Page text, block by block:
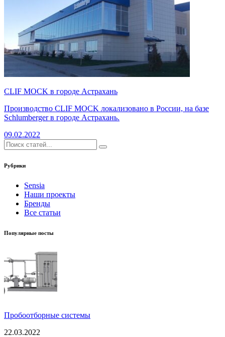
CLIF MOCK в городе Астрахань
Производство CLIF MOCK локализовано в России, на базе
Schlumberger в городе Астрахань.
09.02.2022
Рубрики
Sensia
Наши проекты
Бренды
Все статьи
Популярные посты
Пробоотборные системы
22.03.2022